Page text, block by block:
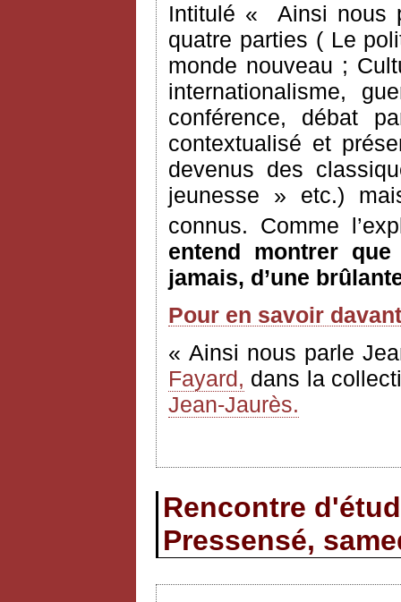
Intitulé « Ainsi nous
quatre parties ( Le
monde nouveau ;
internationalisme,
conférence, débat
contextualisé et
devenus des
jeunesse » etc.)
connus. Comme
entend montrer
jamais, d’une
Pour en savoir
« Ainsi nous parle
Fayard, dans la
Jean-Jaurès.
Rencontre
Pressensé,